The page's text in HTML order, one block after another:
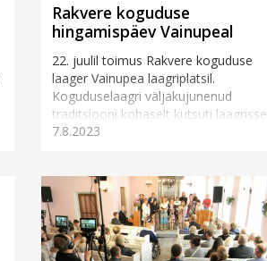
Rakvere koguduse
hingamispäev Vainupeal
22. juulil toimus Rakvere koguduse
laager Vainupea laagriplatsil.
Koguduselaagri väljakujunenud
traditsiooni kohaselt kutsuti laagrisse
kõnelema külaliskõneleja, kelleks tä...
7.8.2023